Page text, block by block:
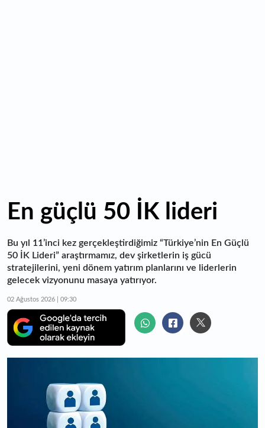
En güçlü 50 İK lideri
Bu yıl 11’inci kez gerçekleştirdiğimiz “Türkiye’nin En Güçlü
50 İK Lideri” araştırmamız, dev şirketlerin iş gücü
stratejilerini, yeni dönem yatırım planlarını ve liderlerin
gelecek vizyonunu masaya yatırıyor.
02 Ağustos 2026 | 09:30